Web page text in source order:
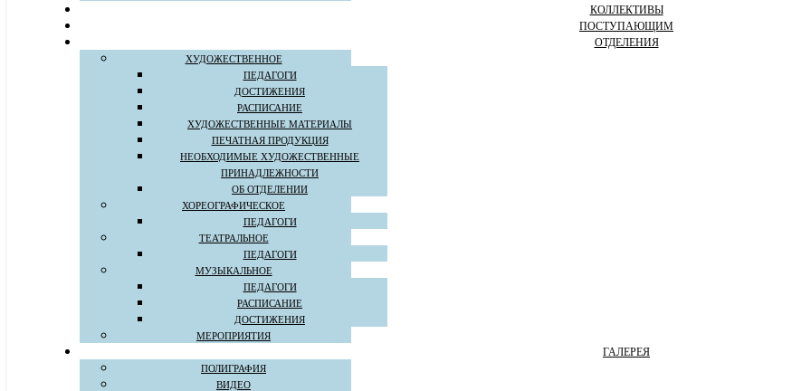
КОЛЛЕКТИВЫ
ПОСТУПАЮЩИМ
ОТДЕЛЕНИЯ
ХУДОЖЕСТВЕННОЕ
ПЕДАГОГИ
ДОСТИЖЕНИЯ
РАСПИСАНИЕ
ХУДОЖЕСТВЕННЫЕ МАТЕРИАЛЫ
ПЕЧАТНАЯ ПРОДУКЦИЯ
НЕОБХОДИМЫЕ ХУДОЖЕСТВЕННЫЕ
ПРИНАДЛЕЖНОСТИ
ОБ ОТДЕЛЕНИИ
ХОРЕОГРАФИЧЕСКОЕ
ПЕДАГОГИ
ТЕАТРАЛЬНОЕ
ПЕДАГОГИ
МУЗЫКАЛЬНОЕ
ПЕДАГОГИ
РАСПИСАНИЕ
ДОСТИЖЕНИЯ
МЕРОПРИЯТИЯ
ГАЛЕРЕЯ
ПОЛИГРАФИЯ
ВИДЕО